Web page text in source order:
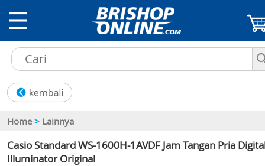
Home > Lainnya
Casio Standard WS-1600H-1AVDF Jam Tangan Pria
Illuminator Original